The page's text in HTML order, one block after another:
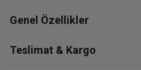
Genel Özellikler
Teslimat & Kargo